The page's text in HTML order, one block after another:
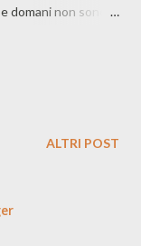
non sono
serie televisiva della
e Jantje Friese che
scorso. Una
ALTRI POST